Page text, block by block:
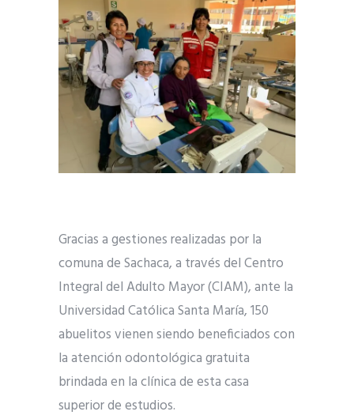
Gracias a gestiones realizadas por la
comuna de Sachaca, a través del Centro
Integral del Adulto Mayor (CIAM), ante la
Universidad Católica Santa María, 150
abuelitos vienen siendo beneficiados con
la atención odontológica gratuita
brindada en la clínica de esta casa
superior de estudios.